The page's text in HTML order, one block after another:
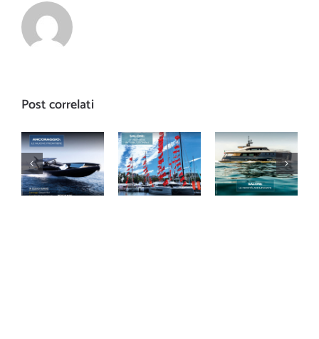
Post correlati
Arretrato
Nautica
728
dicembre
Arretrato
Nautica
727
novembre
Arretrato
Nautica
726
ottobre